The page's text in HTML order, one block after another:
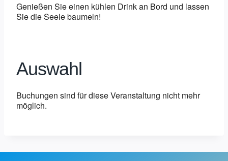
Genießen Sie einen kühlen Drink an Bord und lassen
Sie die Seele baumeln!
Auswahl
Buchungen sind für diese Veranstaltung nicht mehr
möglich.